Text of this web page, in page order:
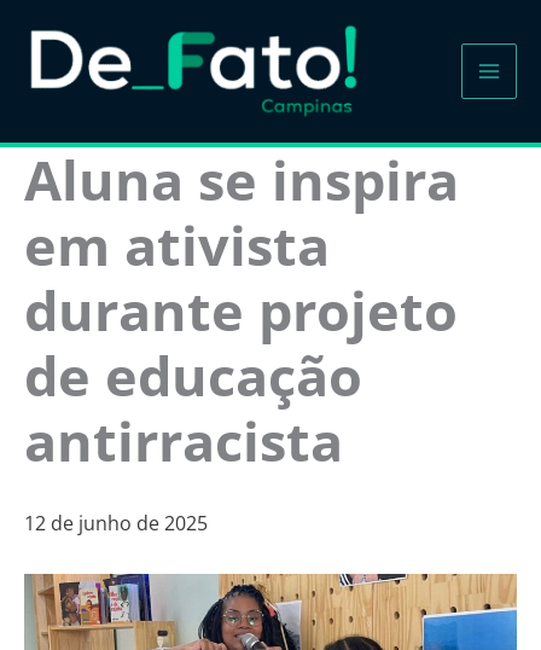
para
Aluna se inspira
em ativista
durante projeto
de educação
antirracista
12 de junho de 2025